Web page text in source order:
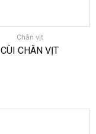
Chân vịt
CÙI CHÂN VỊT